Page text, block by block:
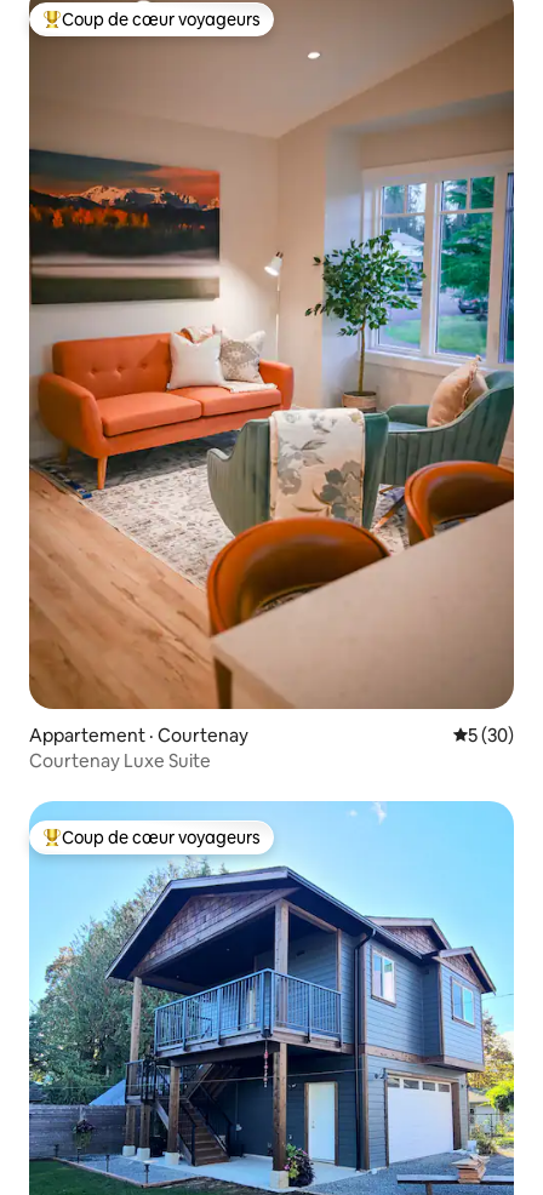
Coup de cœur voyageurs parmi les plus aimés
Coup de cœur voyageurs
Appartement · Courtenay Note
5 (30)
Courtenay Luxe Suite
Coup de cœur voyageurs parmi les plus aimés
Coup de cœur voyageurs